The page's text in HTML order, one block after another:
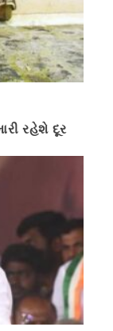
રહેશે દૂર